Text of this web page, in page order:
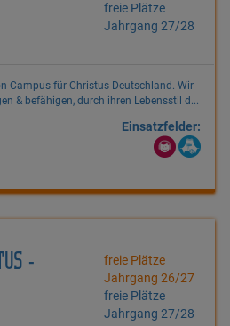
freie Plätze
Jahrgang 27/28
Campus für Christus Deutschland. Wir
& befähigen, durch ihren Lebensstil d...
Einsatzfelder:
-
freie Plätze
Jahrgang 26/27
freie Plätze
Jahrgang 27/28